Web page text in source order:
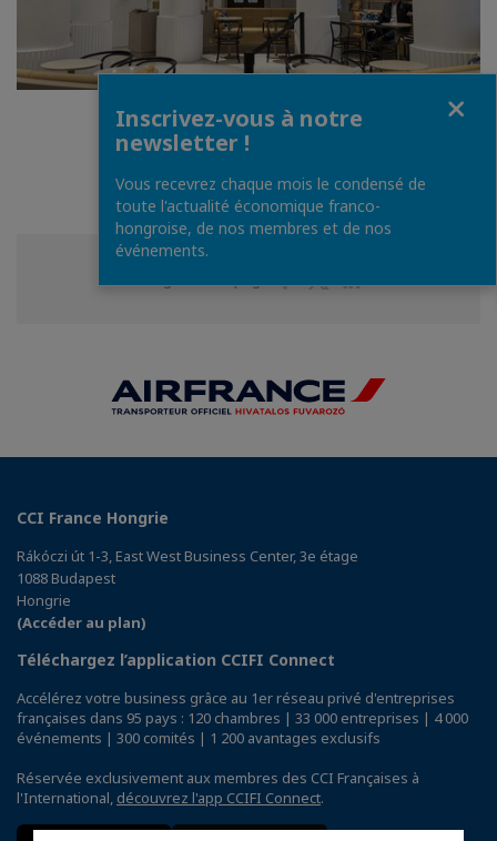
1 / 29
CCI France Hongrie
Rákóczi út 1-3, East West Business Center, 3e étage
1088 Budapest
Hongrie
(Accéder au plan)
Téléchargez l’application CCIFI Connect
Accélérez votre business grâce au 1er réseau privé d'entreprises
françaises dans 95 pays : 120 chambres | 33 000 entreprises | 4 000
événements | 300 comités | 1 200 avantages exclusifs
Réservée exclusivement aux membres des CCI Françaises à
l'International, découvrez l'app CCIFI Connect.
Inscrivez-vous à notre
newsletter !
Vous recevrez chaque mois le condensé de
toute l'actualité économique franco-
hongroise, de nos membres et de nos
événements.